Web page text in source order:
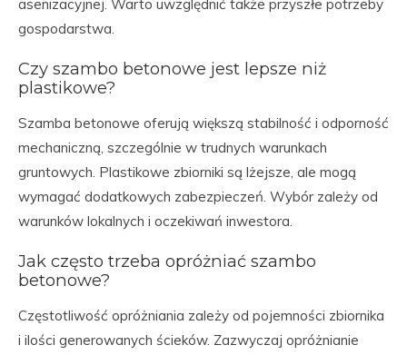
asenizacyjnej. Warto uwzględnić także przyszłe potrzeby
gospodarstwa.
Czy szambo betonowe jest lepsze niż
plastikowe?
Szamba betonowe oferują większą stabilność i odporność
mechaniczną, szczególnie w trudnych warunkach
gruntowych. Plastikowe zbiorniki są lżejsze, ale mogą
wymagać dodatkowych zabezpieczeń. Wybór zależy od
warunków lokalnych i oczekiwań inwestora.
Jak często trzeba opróżniać szambo
betonowe?
Częstotliwość opróżniania zależy od pojemności zbiornika
i ilości generowanych ścieków. Zazwyczaj opróżnianie